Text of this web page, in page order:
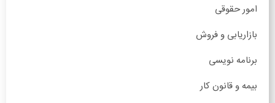
امور حقوقی
بازاریابی و فروش
برنامه نویسی
بیمه و قانون کار